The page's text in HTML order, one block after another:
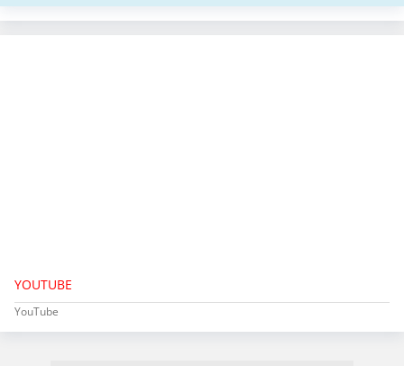
YOUTUBE
YouTube